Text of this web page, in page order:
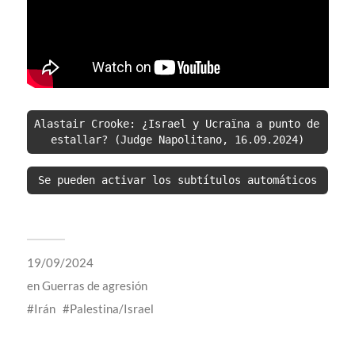
Alastair Crooke: ¿Israel y Ucraïna a punto de
estallar? (Judge Napolitano, 16.09.2024)
Se pueden activar los subtítulos automáticos
19/09/2024
enGuerras de agresión
Irán
Palestina/Israel